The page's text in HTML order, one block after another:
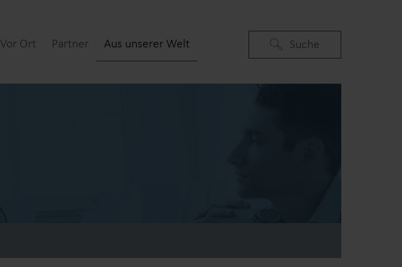
Vor Ort Partner
Aus unserer Welt
Suchen
Suche